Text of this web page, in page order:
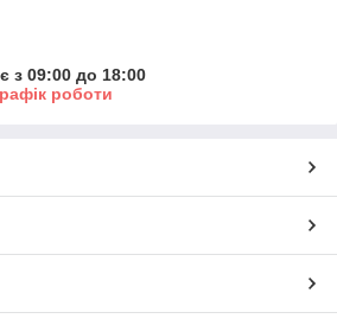
з 09:00 до 18:00
роботи